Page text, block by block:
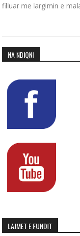
filluar me largimin e
NA NDIQNI
LAJMET E FUNDIT